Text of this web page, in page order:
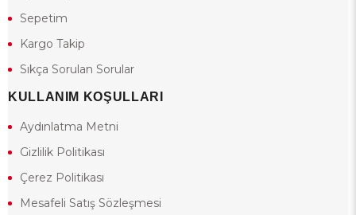
Sepetim
Kargo Takip
Sıkça Sorulan Sorular
KULLANIM KOŞULLARI
Aydınlatma Metni
Gizlilik Politikası
Çerez Politikası
Mesafeli Satış Sözleşmesi